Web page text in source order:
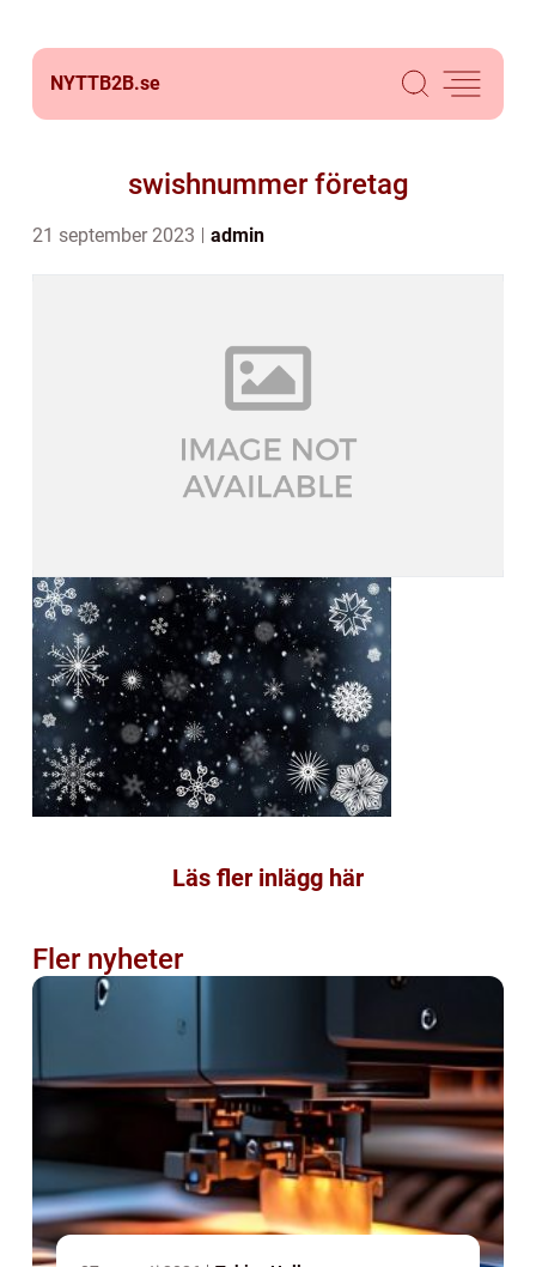
NYTTB2B.se
swishnummer företag
21 september 2023 admin
Läs fler inlägg här
Fler nyheter